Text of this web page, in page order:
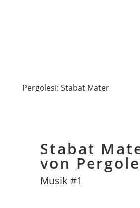
Pergolesi: Stabat Mater
Stabat
von
Musik #1